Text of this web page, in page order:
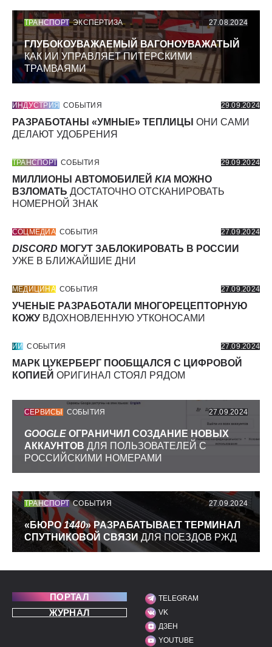
ТРАНСПОРТ ЭКСПЕРТИЗА 27.08.2024
ГЛУБОКОУВАЖАЕМЫЙ ВАГОНОУВАЖАТЫЙ
КАК ИИ УПРАВЛЯЕТ ПИТЕРСКИМИ
ТРАМВАЯМИ
ИНДУСТРИЯ СОБЫТИЯ 29.09.2024
РАЗРАБОТАНЫ «УМНЫЕ» ТЕПЛИЦЫ ОНИ САМИ
ДЕЛАЮТ УДОБРЕНИЯ
ТРАНСПОРТ СОБЫТИЯ 29.09.2024
МИЛЛИОНЫ АВТОМОБИЛЕЙ KIA МОЖНО
ВЗЛОМАТЬ ДОСТАТОЧНО ОТСКАНИРОВАТЬ
НОМЕРНОЙ ЗНАК
СОЦМЕДИА СОБЫТИЯ 27.09.2024
DISCORD МОГУТ ЗАБЛОКИРОВАТЬ В РОССИИ
УЖЕ В БЛИЖАЙШИЕ ДНИ
МЕДИЦИНА СОБЫТИЯ 27.09.2024
УЧЕНЫЕ РАЗРАБОТАЛИ МНОГОРЕЦЕПТОРНУЮ
КОЖУ ВДОХНОВЛЕННУЮ УТКОНОСАМИ
ИИ СОБЫТИЯ 27.09.2024
МАРК ЦУКЕРБЕРГ ПООБЩАЛСЯ С ЦИФРОВОЙ
КОПИЕЙ ОРИГИНАЛ СТОЯЛ РЯДОМ
СЕРВИСЫ СОБЫТИЯ 27.09.2024
GOOGLE ОГРАНИЧИЛ СОЗДАНИЕ НОВЫХ
АККАУНТОВ ДЛЯ ПОЛЬЗОВАТЕЛЕЙ С
РОССИЙСКИМИ НОМЕРАМИ
ТРАНСПОРТ СОБЫТИЯ 27.09.2024
«БЮРО1440» РАЗРАБАТЫВАЕТ ТЕРМИНАЛ
СПУТНИКОВОЙ СВЯЗИ ДЛЯ ПОЕЗДОВ РЖД
ПОРТАЛ
ЖУРНАЛ
МЫ В СОЦИАЛЬНЫХ
TELEGRAM
VK
ДЗЕН
YOUTUBE